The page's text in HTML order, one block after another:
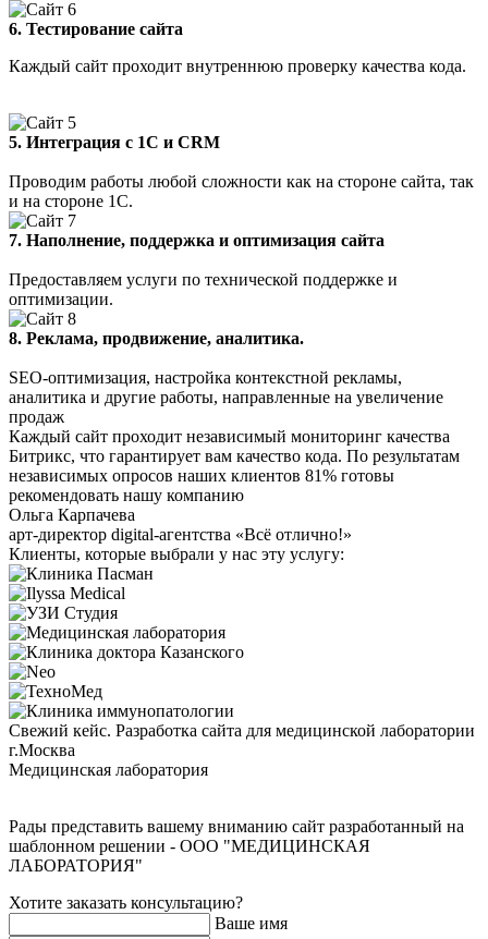
6. Тестирование сайта
Каждый сайт проходит внутреннюю проверку качества кода.
5. Интеграция с 1С и CRM
Проводим работы любой сложности как на стороне сайта, так
и на стороне 1С.
7. Наполнение, поддержка и оптимизация сайта
Предоставляем услуги по технической поддержке и
оптимизации.
8. Реклама, продвижение, аналитика.
SEO-оптимизация, настройка контекстной рекламы,
аналитика и другие работы, направленные на увеличение
продаж
Каждый сайт проходит независимый мониторинг качества
Битрикс, что гарантирует вам качество кода. По результатам
независимых опросов наших клиентов 81% готовы
рекомендовать нашу компанию
Ольга Карпачева
арт-директор digital-агентства «Всё отлично!»
Клиенты, которые выбрали у нас эту услугу:
Свежий кейс. Разработка сайта для медицинской лаборатории
г.Москва
Медицинская лаборатория
Рады представить вашему вниманию сайт разработанный на
шаблонном решении - ООО "МЕДИЦИНСКАЯ
ЛАБОРАТОРИЯ"
Хотите заказать консультацию?
Ваше имя